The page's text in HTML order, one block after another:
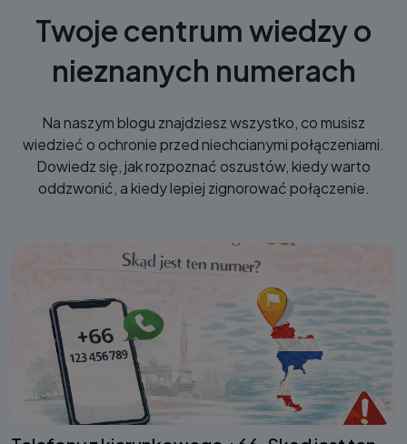
Twoje centrum wiedzy o
nieznanych numerach
Na naszym blogu znajdziesz wszystko, co musisz
wiedzieć o ochronie przed niechcianymi połączeniami.
Dowiedz się, jak rozpoznać oszustów, kiedy warto
oddzwonić, a kiedy lepiej zignorować połączenie.